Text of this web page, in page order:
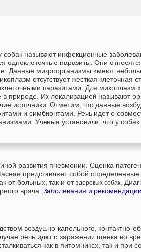
собак называют инфекционные
одноклеточные паразиты. Они
Данные микроорганизмы имеют
отсутствует жесткая клеточная
паразитами. Для микоплазм
в природе. Их локализацией называют
источники. Отметим, что данные
и симбионтами. Речь идет о
Ученые установили, что у
развития пневмонии. Оценка
представляет собой определенные
от больных, так и от здоровых собак .
врача. Заболевания и рекомендации
воздушно-капельного, контактно-
речь идет о заражении щенка во
как в питомниках, так и при